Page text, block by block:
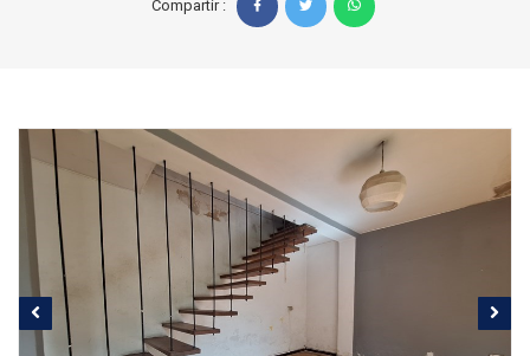
Compartir :